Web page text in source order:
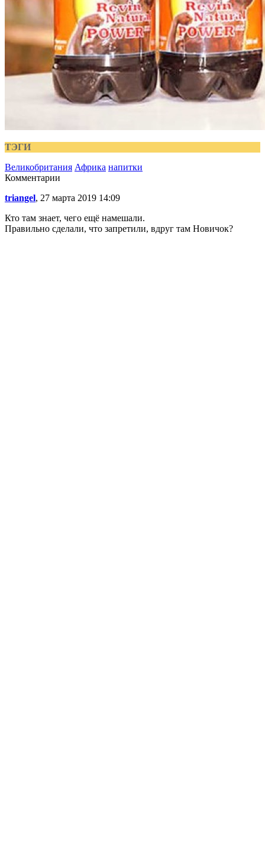
ТЭГИ
Великобритания Африка напитки
Комментарии
triangel, 27 марта 2019 14:09
Кто там знает, чего ещё намешали.
Правильно сделали, что запретили, вдруг там Новичок?